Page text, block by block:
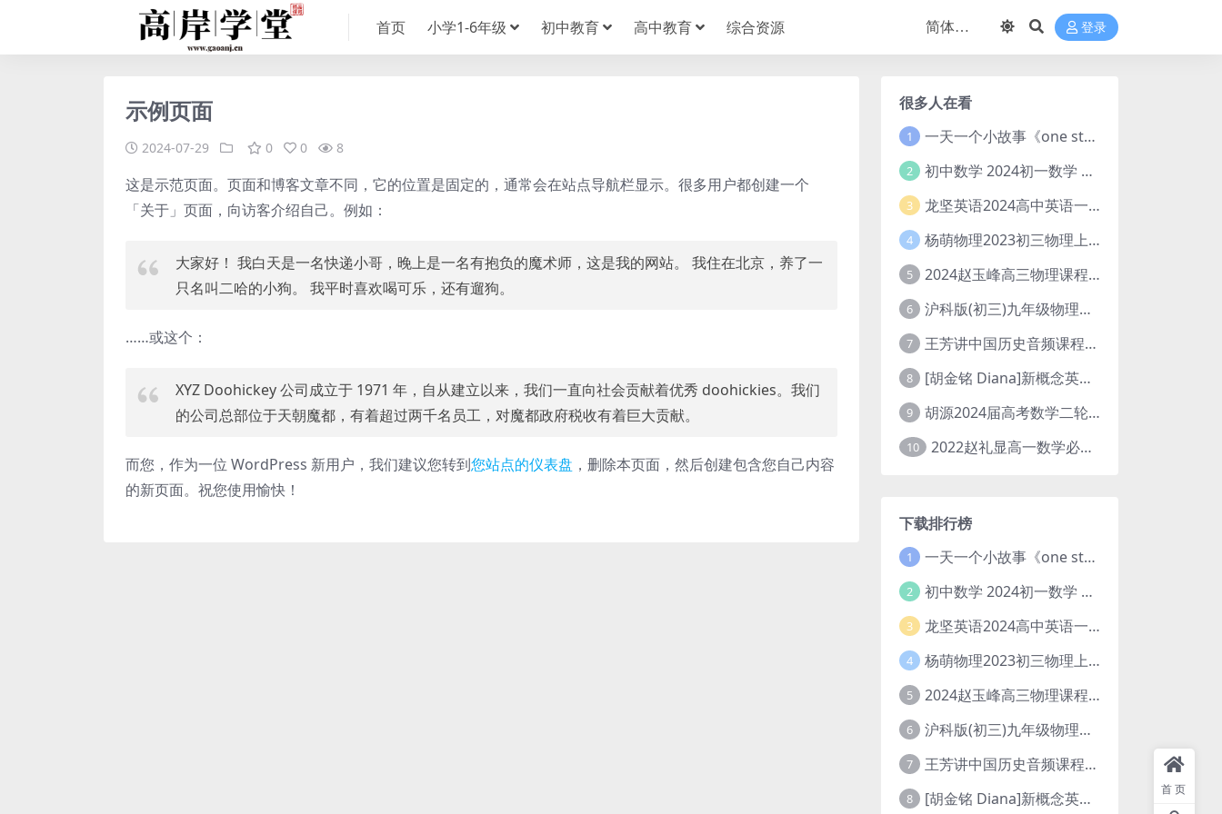
首页 小学1-6年级 初中教育 高中教育 综合资源 登录
示例页面
2024-07-29 0 0 8
这是示范页面。页面和博客文章不同，它的位置是固定的，通常会在站点导航栏显示。很多用户都创建一个
「关于」页面，向访客介绍自己。例如：
大家好！ 我白天是一名快递小哥，晚上是一名有抱负的魔术师，这是我的网站。 我住在北京，养了一
只名叫二哈的小狗。 我平时喜欢喝可乐，还有遛狗。
……或这个：
XYZ Doohickey 公司成立于 1971 年，自从建立以来，我们一直向社会贡献着优秀 doohickies。我们
的公司总部位于天朝魔都，有着超过两千名员工，对魔都政府税收有着巨大贡献。
而您，作为一位 WordPress 新用户，我们建议您转到您站点的仪表盘 ，删除本页面，然后创建包含您自己内容
的新页面。祝您使用愉快！
很多人在看
1 一天一个小故事《one story a day》初中版 百度网盘分享下载
2 初中数学 2024初一数学 朱韬数学 S班春季下 A+班春季下 百度云网盘
3 龙坚英语2024高中英语一轮系统班(全国卷+北京卷)
4 杨萌物理2023初三物理上秋季A+班(视频+讲义) 百度网盘分享
5 2024赵玉峰高三物理课程24年高考物理一轮复习网课教程
6 沪科版(初三)九年级物理全一册网课教学视频全集(录播版 杜春雨 66讲)
7 王芳讲中国历史音频课程全集(上下五千年)
8 [胡金铭 Diana]新概念英语第1册教学视频课程(全集 百度网盘下载)
9 胡源2024届高考数学二轮寒假春季精讲 百度网盘分享
10 2022赵礼显高一数学必修一课程视频资源(秋季班 含讲义)百度网盘云
下载排行榜
1 一天一个小故事《one story a day》初中版 百度网盘分享下载
2 初中数学 2024初一数学 朱韬数学 S班春季下 A+班春季下 百度云网盘
3 龙坚英语2024高中英语一轮系统班(全国卷+北京卷)
4 杨萌物理2023初三物理上秋季A+班(视频+讲义) 百度网盘分享
5 2024赵玉峰高三物理课程24年高考物理一轮复习网课教程
6 沪科版(初三)九年级物理全一册网课教学视频全集(录播版 杜春雨 66讲)
7 王芳讲中国历史音频课程全集(上下五千年)
8 [胡金铭 Diana]新概念英语第1册教学视频课程(全集 百度网盘下载) 首页